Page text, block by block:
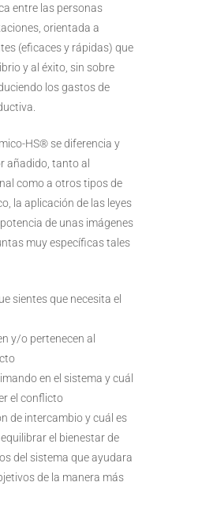
entre las personas
orientada a
(eficaces y rápidas) que
y al éxito, sin sobre
los gastos de
HS® se diferencia y
añadido, tanto al
como a otros tipos de
la aplicación de las leyes
de unas imágenes
muy específicas tales
sientes que necesita el
y/o pertenecen al
en el sistema y cuál
el conflicto
de intercambio y cuál es
el bienestar de
del sistema que ayudara
de la manera más